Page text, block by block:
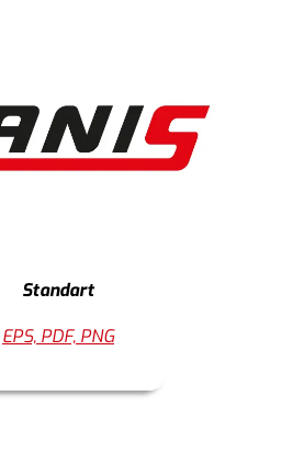
Standart
EPS, PDF, PNG